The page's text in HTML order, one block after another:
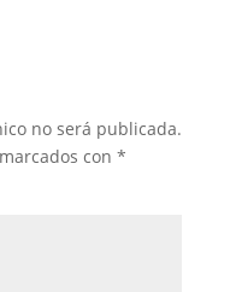
no será publicada.
con *